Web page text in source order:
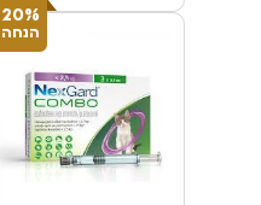
20%
הנחה